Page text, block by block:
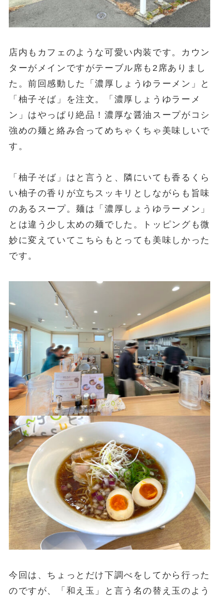
店内もカフェのような可愛い内装です。カウン
ターがメインですがテーブル席も2席ありまし
た。前回感動した「濃厚しょうゆラーメン」と
「柚子そば」を注文。「濃厚しょうゆラーメ
ン」はやっぱり絶品！濃厚な醤油スープがコシ
強めの麺と絡み合ってめちゃくちゃ美味しいで
す。
「柚子そば」はと言うと、隣にいても香るくら
い柚子の香りが立ちスッキリとしながらも旨味
のあるスープ。麺は「濃厚しょうゆラーメン」
とは違う少し太めの麺でした。トッピングも微
妙に変えていてこちらもとっても美味しかった
です。
今回は、ちょっとだけ下調べをしてから行った
のですが、「和え玉」と言う名の替え玉のよう